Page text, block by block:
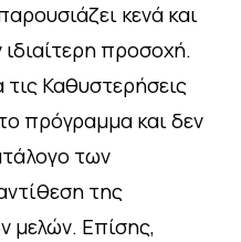
κενά και
προσοχή.
τις Καθυστερήσεις
πρόγραμμα και δεν
των
της
μελών. Επίσης,